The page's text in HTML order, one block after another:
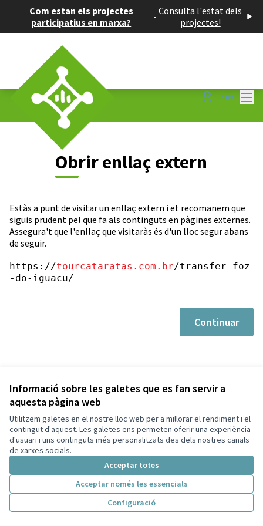
Informació sobre les galetes que es fan servir a
aquesta pàgina web
Utilitzem galetes en el nostre lloc web per a millorar el rendiment i el
contingut d'aquest. Les galetes ens permeten oferir una experiència
d'usuari i uns continguts més personalitzats des dels nostres canals
de xarxes socials.
Acceptar totes
Acceptar només les essencials
Configuració
Com estan els projectes
participatius en marxa?
- Consulta l'estat dels
projectes!
Entra
Obrir enllaç extern
Estàs a punt de visitar un enllaç extern i et recomanem que
siguis prudent pel que fa als continguts en pàgines externes.
Assegura't que l'enllaç que visitaràs és d'un lloc segur abans
de seguir.
https://tourcataratas.com.br/transfer-foz
-do-iguacu/
Continuar
Termes i condicions d'ús
Configuració de les galetes
Decidim Sant Cugat a X
(Enllaç extern)
Decidim Sant Cugat a Facebook
Decidim Sant Cugat a Instagram
Decidim Sant Cugat a GitHub
(Enllaç extern)
Web creada ambprogramari lliure .
Amb
(Enllaç